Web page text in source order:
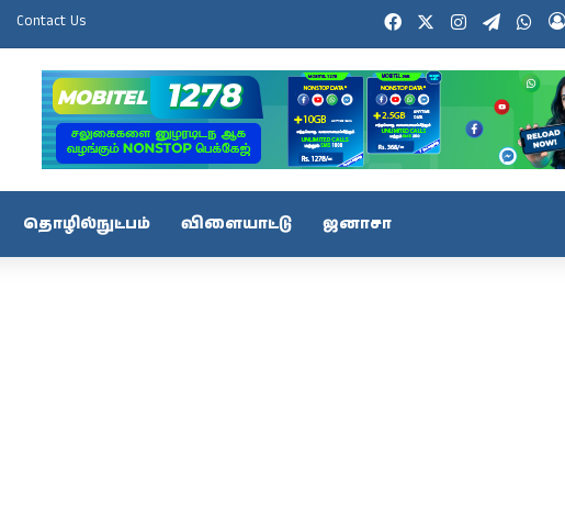
Contact Us FacebookInstagramTelegram
தொழில்நுட்பம் விளையாட்டு ஜனாசா